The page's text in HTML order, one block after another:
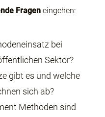
Fragen eingehen:
bei
Sektor?
gibt es und welche
sich ab?
Methoden sind